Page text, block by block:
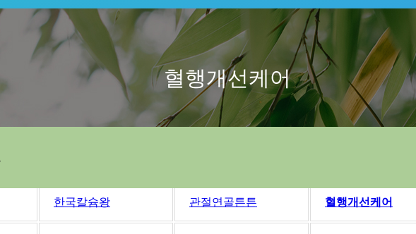
혈행개선케어
한국칼슘왕 관절연골튼튼 혈행개선케어